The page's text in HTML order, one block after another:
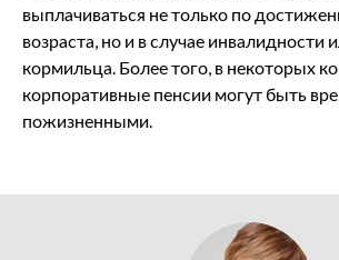
выплачиваться не только по
возраста, но и в случае инвалидности
кормильца. Более того, в некоторых
корпоративные пенсии могут быть
пожизненными.